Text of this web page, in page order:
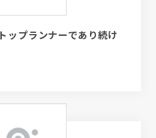
ップランナーであり続け